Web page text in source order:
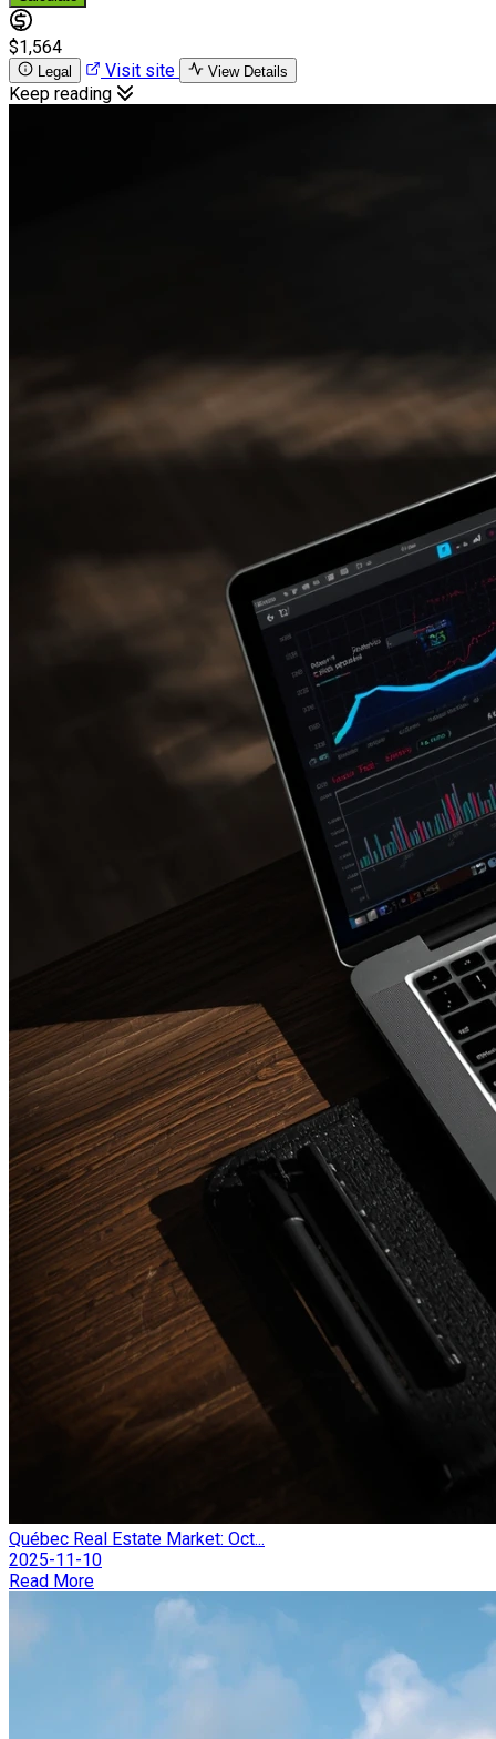
$1,564
Legal Visit site View Details
Keep reading
Québec Real Estate Market: Oct...
2025-11-10
Read More